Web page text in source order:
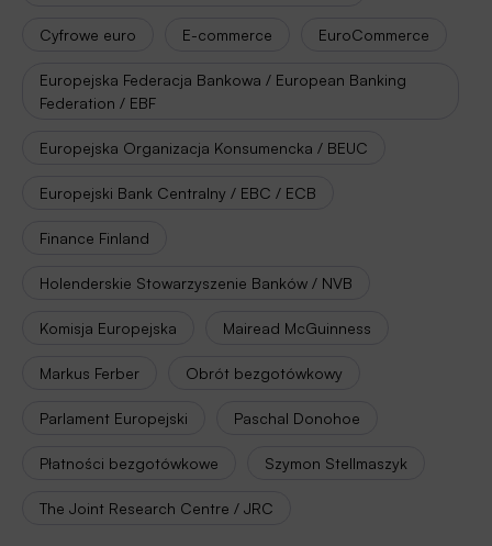
Cyfrowe euro E-commerce EuroCommerce
Europejska Federacja Bankowa / European Banking
Federation / EBF
Europejska Organizacja Konsumencka / BEUC
Europejski Bank Centralny / EBC / ECB
Finance Finland
Holenderskie Stowarzyszenie Banków / NVB
Komisja Europejska Mairead McGuinness
Markus Ferber Obrót bezgotówkowy
Parlament Europejski Paschal Donohoe
Płatności bezgotówkowe Szymon Stellmaszyk
The Joint Research Centre / JRC